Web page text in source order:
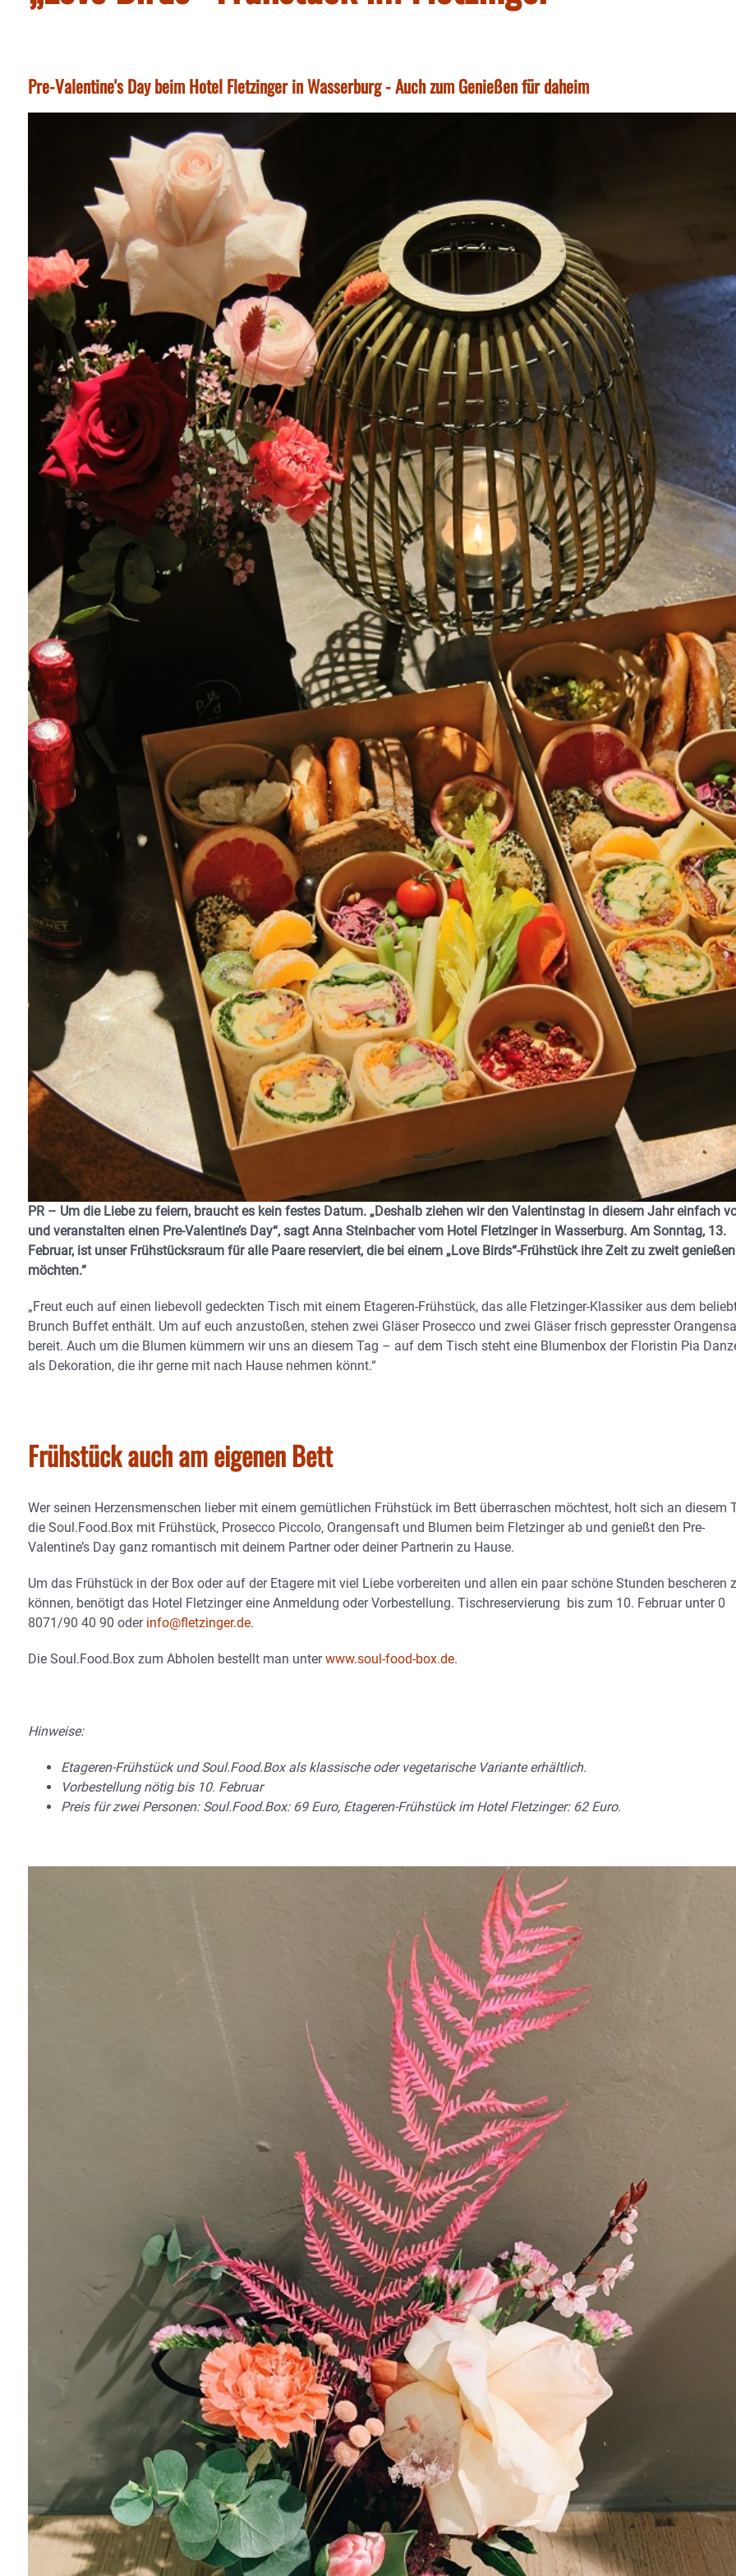
Pre-Valentine's Day beim Hotel Fletzinger in Wasserburg - Auch zum Genießen für daheim
PR – Um die Liebe zu feiern, braucht es kein festes Datum. „Deshalb ziehen wir den Valentinstag in diesem Jahr einfach
und veranstalten einen Pre-Valentine’s Day“, sagt Anna Steinbacher vom Hotel Fletzinger in Wasserburg. Am Sonntag, 13.
Februar, ist unser Frühstücksraum für alle Paare reserviert, die bei einem „Love Birds“-Frühstück ihre Zeit zu zweit genießen
möchten.“
„Freut euch auf einen liebevoll gedeckten Tisch mit einem Etageren-Frühstück, das alle Fletzinger-Klassiker aus dem
Brunch Buffet enthält. Um auf euch anzustoßen, stehen zwei Gläser Prosecco und zwei Gläser frisch gepresster
bereit. Auch um die Blumen kümmern wir uns an diesem Tag – auf dem Tisch steht eine Blumenbox der Floristin Pia
als Dekoration, die ihr gerne mit nach Hause nehmen könnt.“
Frühstück auch am eigenen Bett
Wer seinen Herzensmenschen lieber mit einem gemütlichen Frühstück im Bett überraschen möchtest, holt sich an diesem
die Soul.Food.Box mit Frühstück, Prosecco Piccolo, Orangensaft und Blumen beim Fletzinger ab und genießt den Pre-
Valentine’s Day ganz romantisch mit deinem Partner oder deiner Partnerin zu Hause.
Um das Frühstück in der Box oder auf der Etagere mit viel Liebe vorbereiten und allen ein paar schöne Stunden bescheren
können, benötigt das Hotel Fletzinger eine Anmeldung oder Vorbestellung. Tischreservierung bis zum 10. Februar unter 0
8071/90 40 90 oder info@fletzinger.de.
Die Soul.Food.Box zum Abholen bestellt man unterwww.soul-food-box.de.
Hinweise:
Etageren-Frühstück und Soul.Food.Box als klassische oder vegetarische Variante erhältlich.
Vorbestellung nötig bis 10. Februar
Preis für zwei Personen: Soul.Food.Box: 69 Euro, Etageren-Frühstück im Hotel Fletzinger: 62 Euro.